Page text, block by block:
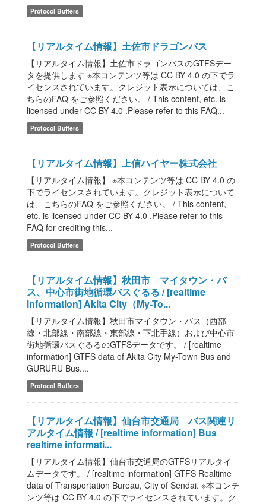
Protocol Buffers
【リアルタイム情報】土佐市ドラゴンバス
【リアルタイム情報】土佐市ドラゴンバスのGTFSデー
タを提供します ※本コンテンツ等は CC BY 4.0 の下でラ
イセンスされています。クレジット表示については、こ
ちらのFAQ をご参照ください。 / This content, etc. is
licensed under CC BY 4.0 .Please refer to this FAQ...
Protocol Buffers
【リアルタイム情報】上信ハイヤー株式会社
【リアルタイム情報】 ※本コンテンツ等は CC BY 4.0 の
下でライセンスされています。クレジット表示について
は、こちらのFAQ をご参照ください。 / This content,
etc. is licensed under CC BY 4.0 .Please refer to this
FAQ for crediting this...
Protocol Buffers
【リアルタイム情報】秋田市 マイタウン・バ
ス、中心市街地循環バスぐるる / [realtime
information] Akita City（My-To...
【リアルタイム情報】秋田市マイタウン・バス（西部
線・北部線・南部線・東部線・下北手線）および中心市
街地循環バスぐるるのGTFSデータです。 / [realtime
information] GTFS data of Akita City My-Town Bus and
GURURU Bus....
Protocol Buffers
【リアルタイム情報】仙台市交通局 バス関連リ
アルタイム情報 / [realtime information] Bus
realtime informati...
【リアルタイム情報】仙台市交通局のGTFSリアルタイ
ムデータです。 / [realtime information] GTFS Realtime
data of Transportation Bureau, City of Sendai. ※本コンテ
ンツ等は CC BY 4.0 の下でライセンスされています。ク